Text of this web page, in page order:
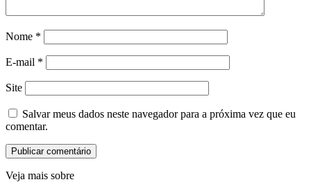
Nome *
E-mail *
Site
Salvar meus dados neste navegador para a próxima vez que eu
comentar.
Veja mais sobre